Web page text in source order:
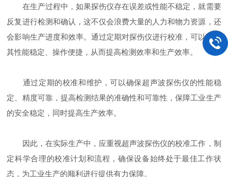
在生产过程中，如果探伤仪存在误差或性能不稳定，就需要
反复进行检测和确认，这不仅会浪费大量的人力和物力资源，还
会影响生产进度和效率。通过定期对探伤仪进行校准，可以确保
其性能稳定、操作便捷，从而提高检测效率和生产效率。
通过定期的校准和维护，可以确保超声波探伤仪的性能稳
定、精度可靠，提高检测结果的准确性和可靠性，保障工业生产
的安全稳定，同时提高生产效率。
因此，在实际生产中，应重视超声波探伤仪的校准工作，制
定科学合理的校准计划和流程，确保设备始终处于最佳工作状
态，为工业生产的顺利进行提供有力保障。